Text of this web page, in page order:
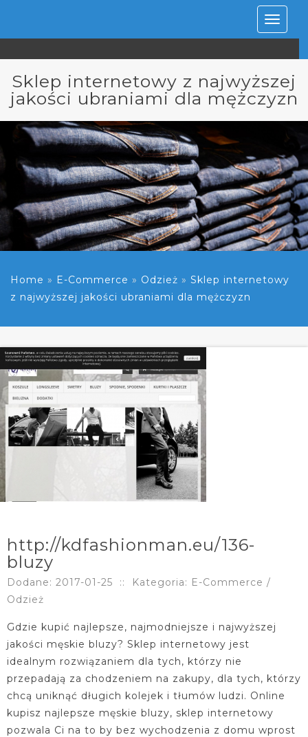
Rozwiń
Sklep internetowy z najwyższej
jakości ubraniami dla mężczyzn
Home » E-Commerce » Odzież » Sklep internetowy
z najwyższej jakości ubraniami dla mężczyzn
http://kdfashionman.eu/136-
bluzy
Dodane: 2017-01-25 ::
Kategoria: E-Commerce /
Odzież
Gdzie kupić najlepsze, najmodniejsze i najwyższej
jakości męskie bluzy? Sklep internetowy jest
idealnym rozwiązaniem dla tych, którzy nie
przepadają za chodzeniem na zakupy, dla tych, którzy
chcą uniknąć długich kolejek i tłumów ludzi. Online
kupisz najlepsze męskie bluzy, sklep internetowy
pozwala Ci na to by bez wychodzenia z domu wprost